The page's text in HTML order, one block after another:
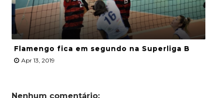
Flamengo fica em segundo na Superliga B
Apr 13, 2019
Nenhum comentário: